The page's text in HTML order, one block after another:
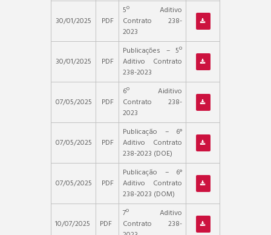
30/01/2025 PDF
5º Aditivo
Contrato 238-
2023
30/01/2025 PDF
Publicações – 5º
Aditivo Contrato
238-2023
07/05/2025 PDF
6º Aiditivo
Contrato 238-
2023
07/05/2025 PDF
Publicação – 6°
Aditivo Contrato
238-2023 (DOE)
07/05/2025 PDF
Publicação – 6°
Aditivo Contrato
238-2023 (DOM)
10/07/2025 PDF
7º Aditivo
Contrato 238-